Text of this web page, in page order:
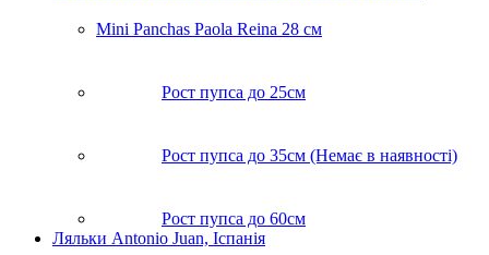
Mini Panchas Paola Reina 28 cм
Рост пупса до 25см
Рост пупса до 35см (Немає в наявності)
Рост пупса до 60см
Ляльки Antonio Juan, Іспанія